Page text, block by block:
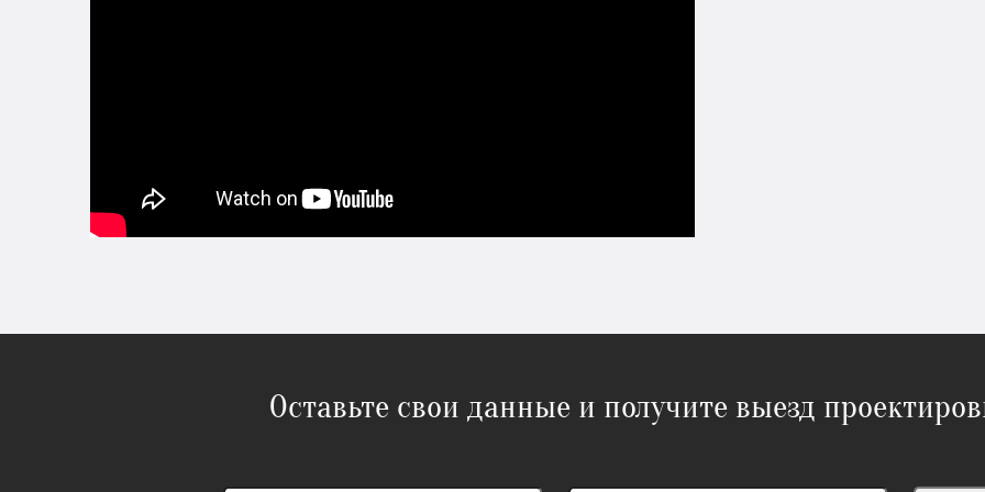
Оставьте свои данные и получите выезд